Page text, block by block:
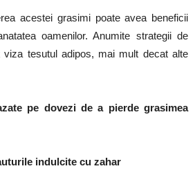
acestei grasimi poate avea beneficii
oamenilor.Anumite strategii de
viza tesutul adipos, mai mult decat alte
pe dovezi de a pierde grasimea
indulcite cu zahar